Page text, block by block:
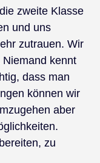
zweite Klasse
und uns
zutrauen. Wir
kennt
dass man
können wir
aber
zu